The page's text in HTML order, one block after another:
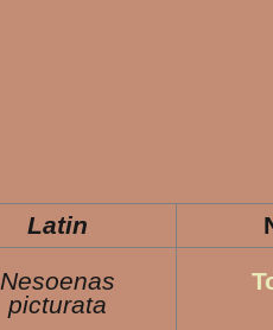
Latin
Nesoenas
picturata